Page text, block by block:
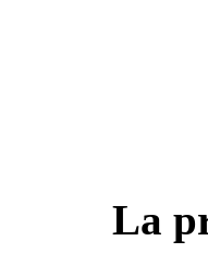
La